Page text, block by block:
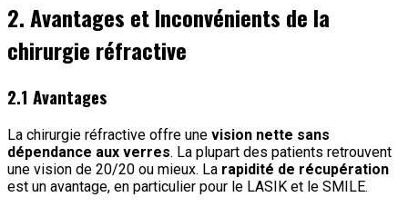
2. Avantages et Inconvénients de la
chirurgie réfractive
2.1 Avantages
La chirurgie réfractive offre une vision nette sans
dépendance aux verres. La plupart des patients retrouvent
une vision de 20/20 ou mieux. La rapidité de récupération
est un avantage, en particulier pour le LASIK et le SMILE.